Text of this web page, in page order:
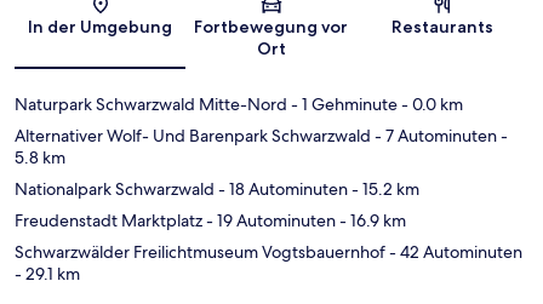
Karte
In der Umgebung
Fortbewegung vor
Ort
Restaurants
Naturpark Schwarzwald Mitte-Nord - 1 Gehminute- 0.0 km
Alternativer Wolf- Und Barenpark Schwarzwald - 7 Autominuten-
5.8 km
Nationalpark Schwarzwald - 18 Autominuten- 15.2 km
Freudenstadt Marktplatz- 19 Autominuten- 16.9 km
Schwarzwälder Freilichtmuseum Vogtsbauernhof- 42 Autominuten
- 29.1 km